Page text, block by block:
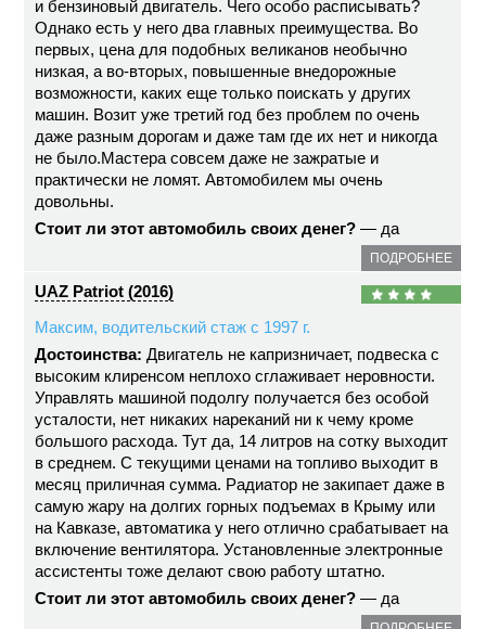
и бензиновый двигатель. Чего особо расписывать?
Однако есть у него два главных преимущества. Во
первых, цена для подобных великанов необычно
низкая, а во-вторых, повышенные внедорожные
возможности, каких еще только поискать у других
машин. Возит уже третий год без проблем по очень
даже разным дорогам и даже там где их нет и никогда
не было.Мастера совсем даже не зажратые и
практически не ломят. Автомобилем мы очень
довольны.
Стоит ли этот автомобиль своих денег? — да
ПОДРОБНЕЕ
UAZ Patriot (2016)
Максим, водительский стаж с 1997 г.
Достоинства: Двигатель не капризничает, подвеска с
высоким клиренсом неплохо сглаживает неровности.
Управлять машиной подолгу получается без особой
усталости, нет никаких нареканий ни к чему кроме
большого расхода. Тут да, 14 литров на сотку выходит
в среднем. С текущими ценами на топливо выходит в
месяц приличная сумма. Радиатор не закипает даже в
самую жару на долгих горных подъемах в Крыму или
на Кавказе, автоматика у него отлично срабатывает на
включение вентилятора. Установленные электронные
ассистенты тоже делают свою работу штатно.
Стоит ли этот автомобиль своих денег? — да